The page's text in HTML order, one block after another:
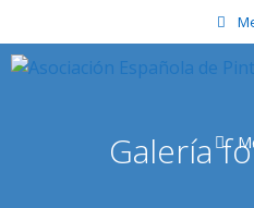
al
contenido
Galería